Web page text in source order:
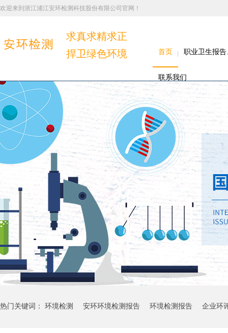
欢迎来到浙江浦江安环检测科技股份有限公司官网！
求真求精求正
捍卫绿色环境
首页 职业卫生报
联系我们
热门关键词： 环境检测 安环环境检测报告 环境检测报告 企业环